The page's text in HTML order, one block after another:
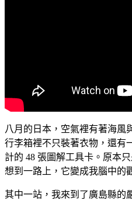
八月的日本，空氣裡有著海風
行李箱裡不只裝著衣物，還
計的 48 張圖解工具卡。原本
想到一路上，它變成我腦中的
其中一站，我來到了廣島縣的